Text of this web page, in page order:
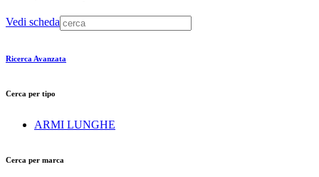
Vedi scheda
Ricerca Avanzata
Cerca per tipo
ARMI LUNGHE
Cerca per marca